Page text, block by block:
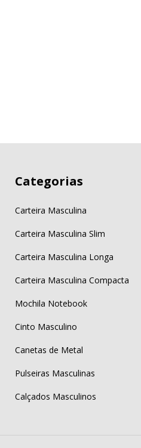
Categorias
Carteira Masculina
Carteira Masculina Slim
Carteira Masculina Longa
Carteira Masculina Compacta
Mochila Notebook
Cinto Masculino
Canetas de Metal
Pulseiras Masculinas
Calçados Masculinos